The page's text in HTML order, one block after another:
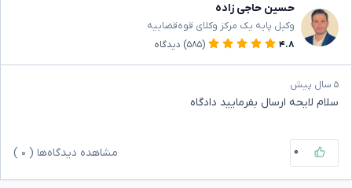
حسین حاجی زاده
وکیل پایه یک مرکز وکلای قوه‌قضاییه
۴.۸
(۵۸۵) دیدگاه
۵ سال پیش
سلام لایحه ارسال بفرمایید دادگاه
۰ مشاهده دیدگاه‌ها ( ۰